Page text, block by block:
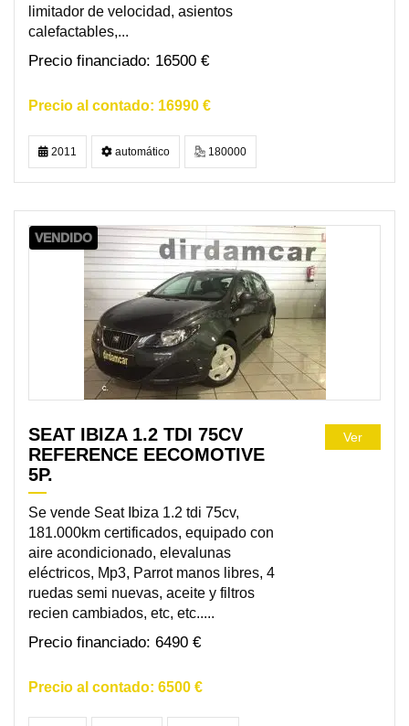
limitador de velocidad, asientos
calefactables,...
16500 €
16990 €
2011 automático 180000
VENDIDO
SEAT IBIZA 1.2 TDI 75CV
REFERENCE EECOMOTIVE
5P.
Se vende Seat Ibiza 1.2 tdi 75cv,
181.000km certificados, equipado con
aire acondicionado, elevalunas
eléctricos, Mp3, Parrot manos libres, 4
ruedas semi nuevas, aceite y filtros
recien cambiados, etc, etc.....
6490 €
6500 €
Ver